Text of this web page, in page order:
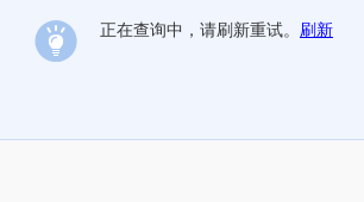
正在查询中，请刷新重试。 刷新